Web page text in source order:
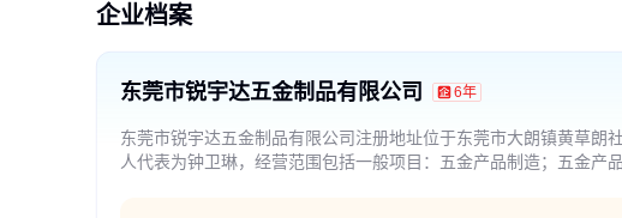
企业档案
东莞市锐宇达五金制品有限公司 6年
东莞市锐宇达五金制品有限公司注册地址位于东莞市大朗镇黄草
人代表为钟卫琳，经营范围包括一般项目：五金产品制造；五金